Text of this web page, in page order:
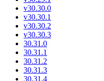
v30.30.0
v30.30.1
v30.30.2
v30.30.3
30.31.0
30.31.1
30.31.2
30.31.3
30.31.4